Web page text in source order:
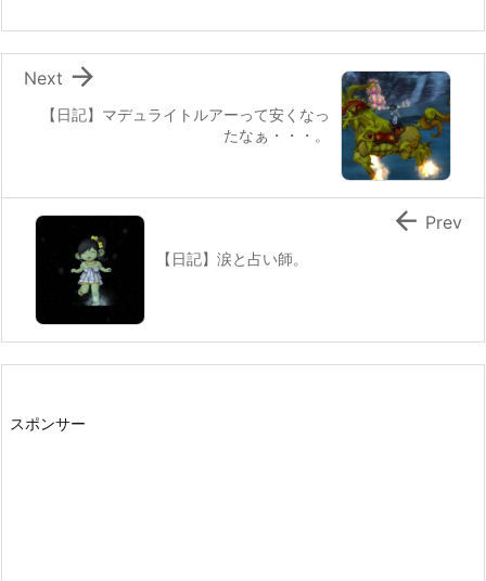
【日記】マデュライトルアーって安くなっ
たなぁ・・・。

Next
【日記】涙と占い師。
 Prev
スポンサー